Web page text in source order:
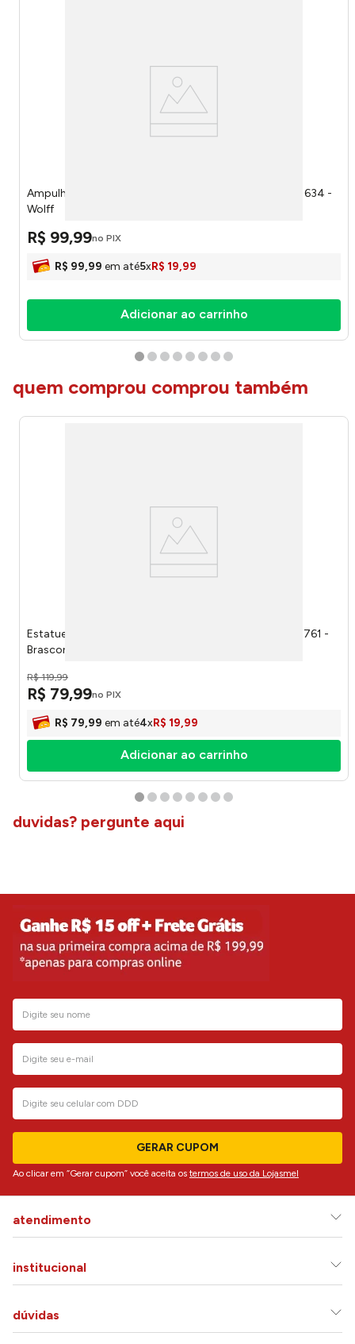
Ampulheta Vidro Borossilicato 10,5 X 10,5 X 22,5cm 61634 -
Wolff
R$ 99,99no PIX
R$ 99,99 em até5xR$ 19,99
Adicionar ao carrinho
quem comprou comprou também
Estatueta Placa Redonda Buda Resina Dourado BN595761 -
Brascontinental
R$ 119,99
R$ 79,99no PIX
R$ 79,99 em até4xR$ 19,99
Adicionar ao carrinho
duvidas? pergunte aqui
GERAR CUPOM
Ao clicar em “Gerar cupom” você aceita os termos de uso da Lojasmel
atendimento
institucional
dúvidas